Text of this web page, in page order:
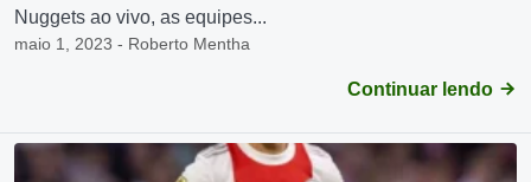
Nuggets ao vivo, as equipes...
maio 1, 2023 - Roberto Mentha
Continuar lendo